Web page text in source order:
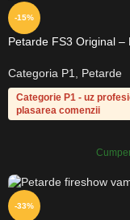
-15%
Petarde FS3 Original
Categoria P1 Petarde
Categorie P1 - uz
plasarea comenzii
-33%